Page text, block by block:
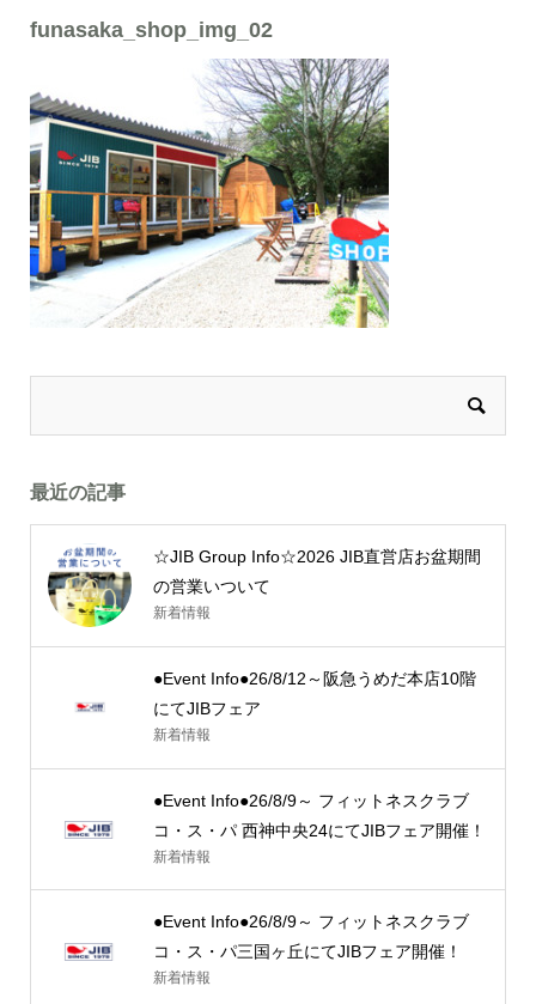
funasaka_shop_img_02
最近の記事
☆JIB Group Info☆2026 JIB直営店お盆期間
の営業いついて
新着情報
●Event Info●26/8/12～阪急うめだ本店10階
にてJIBフェア
新着情報
●Event Info●26/8/9～ フィットネスクラブ
コ・ス・パ 西神中央24にてJIBフェア開催！
新着情報
●Event Info●26/8/9～ フィットネスクラブ
コ・ス・パ三国ヶ丘にてJIBフェア開催！
新着情報